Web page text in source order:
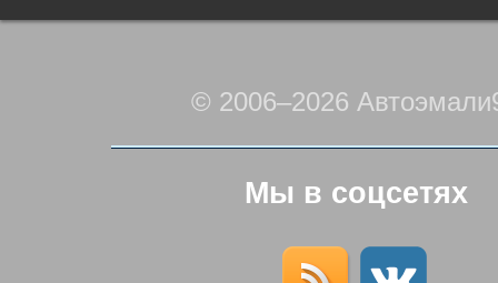
© 2006–2026
Мы в соцсетях